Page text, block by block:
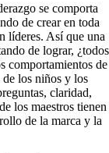
se comporta
de crear en toda
líderes. Así que una
de lograr, ¿todos
comportamientos de
de los niños y los
claridad,
los maestros tienen
de la marca y la